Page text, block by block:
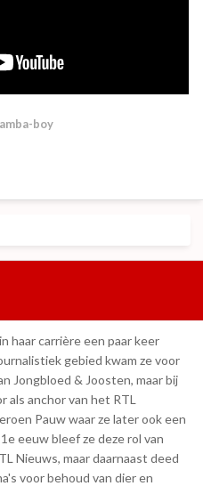
boy
haar carrière een paar keer
gebied kwam ze voor
Jongbloed & Joosten, maar bij
als anchor van het RTL
Pauw waar ze later ook een
eeuw bleef ze deze rol van
Nieuws, maar daarnaast deed
voor behoud van dier en